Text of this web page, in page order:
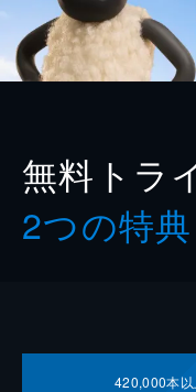
無料トラ
2つの特典
420,000本